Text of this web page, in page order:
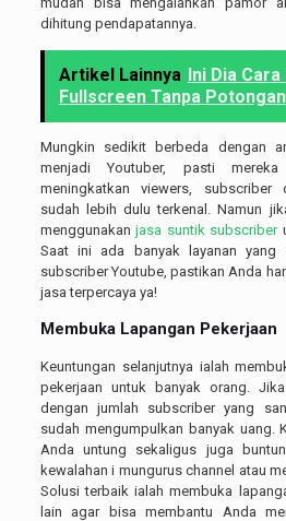
dihitung pendapatannya.
Artikel Lainnya Ini Dia
Fullscreen Tanpa Potongan
Mungkin sedikit berbeda dengan
menjadi Youtuber, pasti
meningkatkan viewers, subscriber
sudah lebih dulu terkenal. Namun
menggunakanjasa suntik subscriber
Saat ini ada banyak layanan yang
subscriber Youtube, pastikan Anda
jasa terpercaya ya!
Membuka Lapangan Pekerjaan
Keuntungan selanjutnya ialah
pekerjaan untuk banyak orang.
dengan jumlah subscriber yang
sudah mengumpulkan banyak uang.
Anda untung sekaligus juga
kewalahan i mungurus channel atau
Solusi terbaik ialah membuka
lain agar bisa membantu Anda